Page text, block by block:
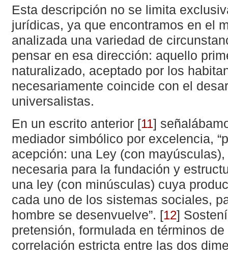
Esta descripción no se limita
jurídicas, ya que encontramos en el
analizada una variedad de
pensar en esa dirección: aquello
naturalizado, aceptado por los
necesariamente coincide con el
universalistas.
En un escrito anterior [11]
mediador simbólico por excelencia,
acepción: una Ley (con
necesaria para la fundación y
una ley (con minúsculas) cuya
cada uno de los sistemas sociales,
hombre se desenvuelve”. [12]
pretensión, formulada en términos
correlación estricta entre las dos